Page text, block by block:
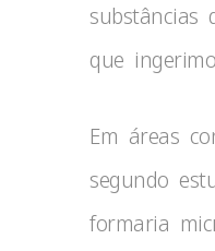
substâncias
que
Em áreas
segundo
formaria